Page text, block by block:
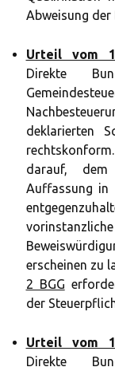
Abweisung der
Urteil vom
Direkte
deklarierten
darauf,
Auffassung in
erscheinen zu
2 BGG
der
Urteil vom
Direkte